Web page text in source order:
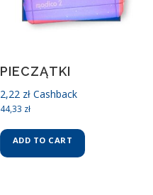
PIECZĄTKI
2,22 zł Cashback
44,33 zł
ADD TO CART